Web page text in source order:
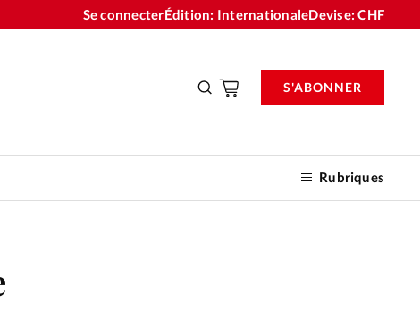
Se connecterÉdition: InternationaleDevise:CHF
Rubriques
S'ABONNER